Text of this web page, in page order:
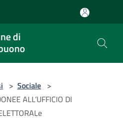
di
> Sociale >
ALL’UFFICIO DI